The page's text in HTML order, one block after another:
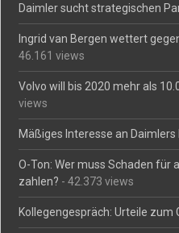
Daimler sucht strategischen
Ingrid van Bergen wettert
46.161 views
Volvo will bis 2020 mehr als
views
Mäßiges Interesse an Daimlers
O-Ton: Wer muss Schaden
zahlen? - 42.373 views
Kollegengespräch: Urteile zum